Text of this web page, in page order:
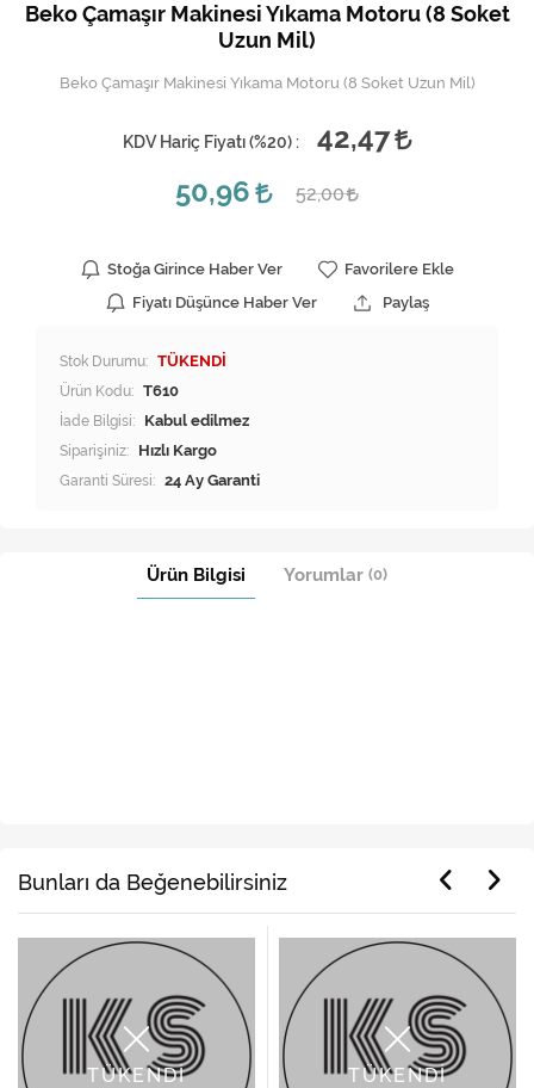
Soğutma Sistemleri
Şofben ve Termosifon
Beko Çamaşır Makinesi Yıkama Motoru (8 Soket
Uzun Mil)
Beko Çamaşır Makinesi Yıkama Motoru (8 Soket Uzun Mil)
KDV Hariç Fiyatı (%20) :
42,47
50,96
52,00
Stoğa Girince Haber Ver
Favorilere Ekle
Fiyatı Düşünce Haber Ver
Paylaş
Stok Durumu: TÜKENDİ
Ürün Kodu: T610
İade Bilgisi:
Siparişiniz: Hızlı Kargo
Garanti Süresi: 24 Ay Garanti
Ürün Bilgisi Yorumlar (0)
Bunları da Beğenebilirsiniz
TÜKENDİ TÜKENDİ